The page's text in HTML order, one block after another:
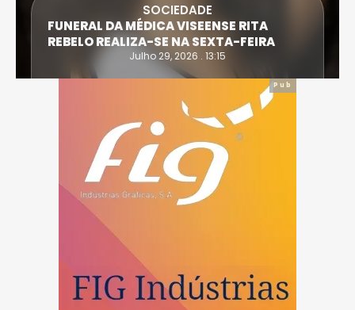
ATLETA DE CASTRO DAIRE SUPERA PROVA
EXTREMA DO TRIATLO E TORNA-SE
IRONWOMAN
Julho 28, 2026 . 16:14
Pub